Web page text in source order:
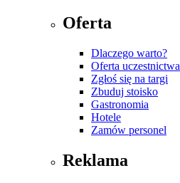
Oferta
Dlaczego warto?
Oferta uczestnictwa
Zgłoś się na targi
Zbuduj stoisko
Gastronomia
Hotele
Zamów personel
Reklama